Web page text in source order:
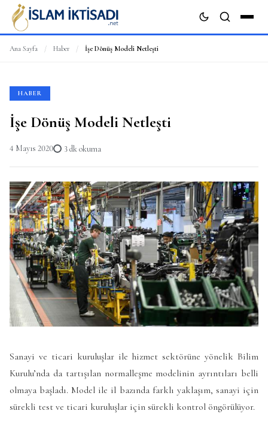
Ana Sayfa / Haber / İşe Dönüş Modeli Netleşti
HABER
İşe Dönüş Modeli Netleşti
4 Mayıs 2020 3 dk okuma
Sanayi ve ticari kuruluşlar ile hizmet sektörüne yönelik Bilim
Kurulu’nda da tartışılan normalleşme modelinin ayrıntıları belli
olmaya başladı. Model ile il bazında farklı yaklaşım, sanayi için
sürekli test ve ticari kuruluşlar için sürekli kontrol öngörülüyor.